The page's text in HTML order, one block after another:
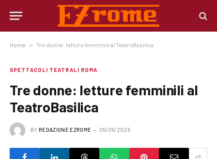
Home » Tre donne: letture femminili al TeatroBasilica
SPETTACOLI TEATRALI ROMA
Tre donne: letture femminili al
TeatroBasilica
BY REDAZIONE EZROME 05/05/2025